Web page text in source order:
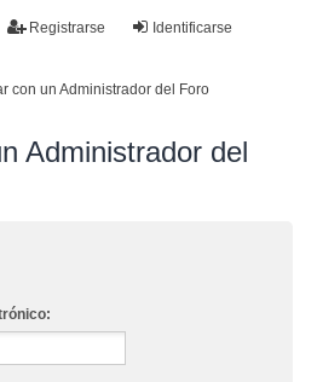
Identificarse
Registrarse
con un Administrador del Foro
Administrador del